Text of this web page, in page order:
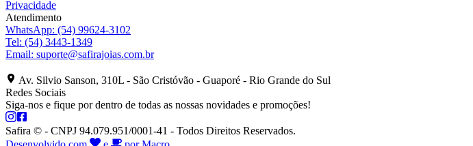
Privacidade
Atendimento
WhatsApp: (54) 99624-3102
Tel: (54) 3443-1349
Email: suporte@safirajoias.com.br
Av. Silvio Sanson, 310L - São Cristóvão - Guaporé - Rio Grande do Sul
Redes Sociais
Siga-nos e fique por dentro de todas as nossas novidades e promoções!
Safira © - CNPJ 94.079.951/0001-41 - Todos Direitos Reservados.